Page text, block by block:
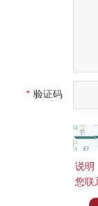
* 验证码
说明
您联